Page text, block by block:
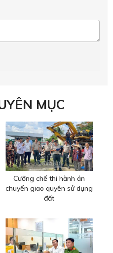
MỤC
Cưỡng chế thi hành án
chuyển giao quyền sử dụng
đất